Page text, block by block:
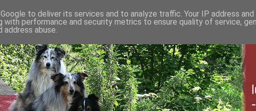
to deliver its services and to analyze traffic. Your IP address
with performance and security metrics to ensure quality of service,
abuse.